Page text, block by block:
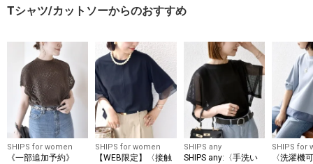
Tシャツ/カットソーからのおすすめ
SHIPS for women
《一部追加予約》
SHIPS for women
【WEB限定】〈接触
SHIPS any
SHIPS any:〈手洗い
SHIPS for
〈洗濯機